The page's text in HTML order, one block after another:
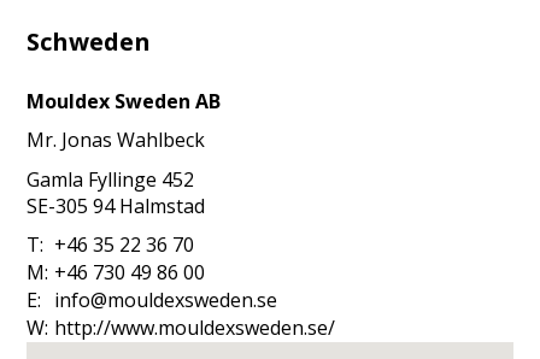
Schweden
Mouldex Sweden AB
Mr. Jonas Wahlbeck
Gamla Fyllinge 452
SE-305 94 Halmstad
T: +46 35 22 36 70
M: +46 730 49 86 00
E: info@mouldexsweden.se
W: http://www.mouldexsweden.se/